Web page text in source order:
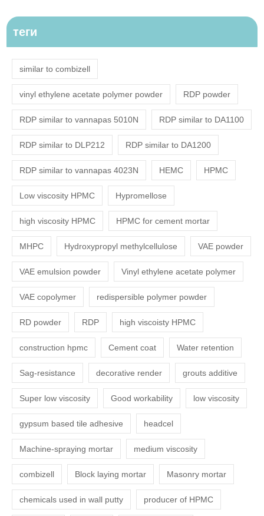
теги
similar to combizell
vinyl ethylene acetate polymer powder RDP powder
RDP similar to vannapas 5010N RDP similar to DA1100
RDP similar to DLP212 RDP similar to DA1200
RDP similar to vannapas 4023N HEMC HPMC
Low viscosity HPMC Hypromellose
high viscosity HPMC HPMC for cement mortar
MHPC Hydroxypropyl methylcellulose VAE powder
VAE emulsion powder Vinyl ethylene acetate polymer
VAE copolymer redispersible polymer powder
RD powder RDP high viscoisty HPMC
construction hpmc Cement coat Water retention
Sag-resistance decorative render grouts additive
Super low viscosity Good workability low viscosity
gypsum based tile adhesive headcel
Machine-spraying mortar medium viscosity
combizell Block laying mortar Masonry mortar
chemicals used in wall putty producer of HPMC